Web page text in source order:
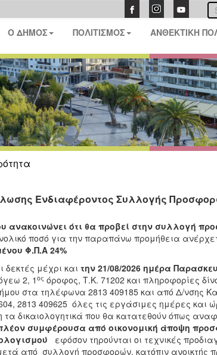
Ο ΔΗΜΟΣ ΠΟΛΙΤΙΣΜΟΣ ΑΝΘΕΚΤΙΚΗ
Ενδιαφέροντος Συλλογής
ανακοινώνει ότι θα προβεί στην συλλογή
ποσό για την παραπάνω προμήθεια
Φ.Π.Α 24%
δεκτές μέχρι και την 21/08/2026 ημέρα
2, 1ος όροφος, Τ.Κ. 71202 και πληροφορίες
στα τηλέφωνα 2813 409185 και από Δ/νσης
2813 409625 όλες τις εργάσιμες ημέρες
τα δικαιολογητικά που θα κατατεθούν όπως
συμφέρουσα από οικονομική άποψη
εφόσον τηρούνται οι τεχνικές
από συλλογή προσφορών, κατόπιν ανοικτής